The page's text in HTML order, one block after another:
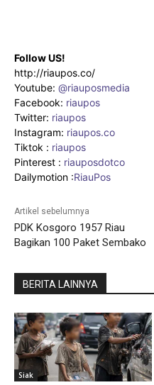
Follow US!
http://riaupos.co/
Youtube: @riauposmedia
Facebook: riaupos
Twitter: riaupos
Instagram: riaupos.co
Tiktok : riaupos
Pinterest : riauposdotco
Dailymotion :RiauPos
Artikel sebelumnya
PDK Kosgoro 1957 Riau
Bagikan 100 Paket Sembako
BERITA LAINNYA
Siak